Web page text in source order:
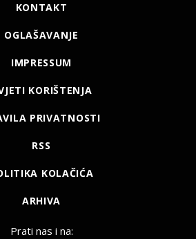
KONTAKT
OGLAŠAVANJE
IMPRESSUM
KORIŠTENJA
PRIVATNOSTI
RSS
KOLAČIĆA
ARHIVA
Prati nas i na: